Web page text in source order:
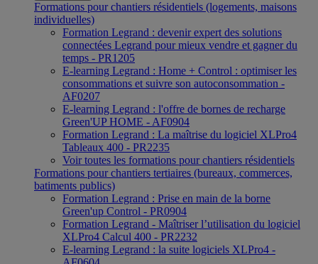
Formations pour chantiers résidentiels (logements, maisons
individuelles)
Formation Legrand : devenir expert des solutions
connectées Legrand pour mieux vendre et gagner du
temps - PR1205
E-learning Legrand : Home + Control : optimiser les
consommations et suivre son autoconsommation -
AF0207
E-learning Legrand : l'offre de bornes de recharge
Green'UP HOME - AF0904
Formation Legrand : La maîtrise du logiciel XLPro4
Tableaux 400 - PR2235
Voir toutes les formations pour chantiers résidentiels
Formations pour chantiers tertiaires (bureaux, commerces,
batiments publics)
Formation Legrand : Prise en main de la borne
Green'up Control - PR0904
Formation Legrand - Maîtriser l’utilisation du logiciel
XLPro4 Calcul 400 - PR2232
E-learning Legrand : la suite logiciels XLPro4 -